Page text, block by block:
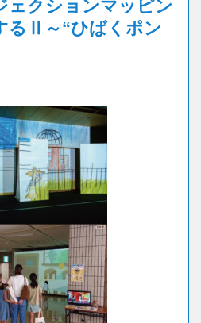
ェクションマッピン
るⅡ～“ひばくポン